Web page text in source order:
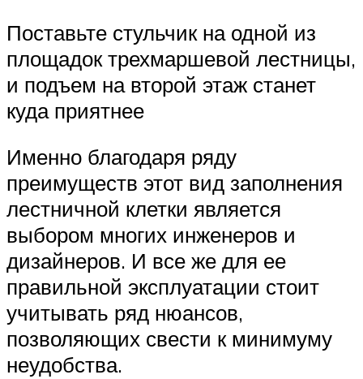
Поставьте стульчик на одной из
площадок трехмаршевой лестницы,
и подъем на второй этаж станет
куда приятнее
Именно благодаря ряду
преимуществ этот вид заполнения
лестничной клетки является
выбором многих инженеров и
дизайнеров. И все же для ее
правильной эксплуатации стоит
учитывать ряд нюансов,
позволяющих свести к минимуму
неудобства.